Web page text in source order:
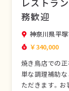
レストラ
務歓迎
神奈川県平
￥340,000
焼き鳥店での正
単な調理補助
ただきます。